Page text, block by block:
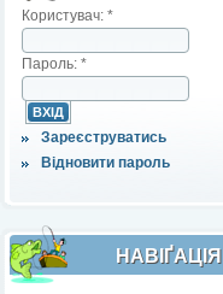
Користувач: *
Пароль: *
Зареєструватись
Відновити пароль
НАВІҐАЦІЯ